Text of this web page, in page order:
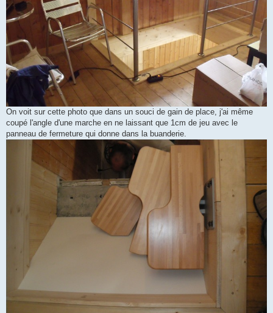
On voit sur cette photo que dans un souci de gain de place, j'ai même
coupé l'angle d'une marche en ne laissant que 1cm de jeu avec le
panneau de fermeture qui donne dans la buanderie.